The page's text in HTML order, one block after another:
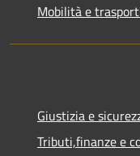
Mobilità e
Giustizia e
Tributi,finanze e